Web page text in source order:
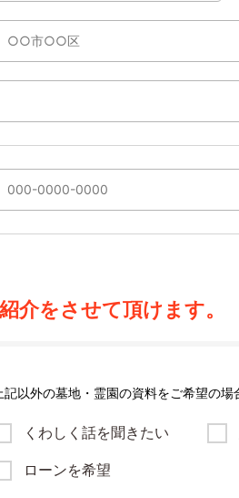
介をさせて頂けます。
記以外の墓地・霊園の資料をご希望の
くわしく話を聞きたい
ローンを希望